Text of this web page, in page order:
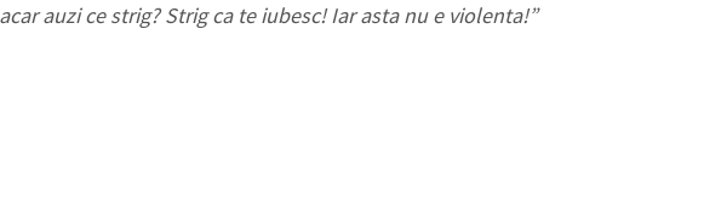
auzi ce strig? Strig ca te iubesc! Iar asta nu e violenta!”